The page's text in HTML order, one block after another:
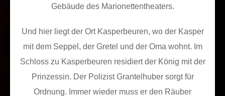
Gebäude des Marionettentheaters.
Und hier liegt der Ort Kasperbeuren, wo der Kasper
mit dem Seppel, der Gretel und der Oma wohnt. Im
Schloss zu Kasperbeuren residiert der König mit der
Prinzessin. Der Polizist Grantelhuber sorgt für
Ordnung. Immer wieder muss er den Räuber